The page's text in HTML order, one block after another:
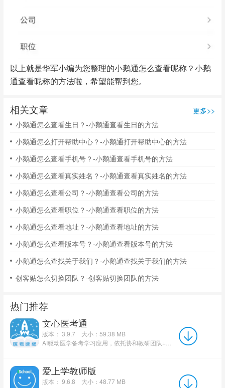
以上就是华军小编为您整理的小鹅通怎么查看昵称？小鹅
通查看昵称的方法啦，希望能帮到您。
相关文章
更多>>
小鹅通怎么查看生日？-小鹅通查看生日的方法
小鹅通怎么打开帮助中心？-小鹅通打开帮助中心的方法
小鹅通怎么查看手机号？-小鹅通查看手机号的方法
小鹅通怎么查看真实姓名？-小鹅通查看真实姓名的方法
小鹅通怎么查看公司？-小鹅通查看公司的方法
小鹅通怎么查看职位？-小鹅通查看职位的方法
小鹅通怎么查看地址？-小鹅通查看地址的方法
小鹅通怎么查看版本号？-小鹅通查看版本号的方法
小鹅通怎么查找关于我们？-小鹅通查找关于我们的方法
创客贴怎么切换团队？-创客贴切换团队的方法
热门推荐
文心医考通
版本： 3.9.7
大小：59.38 MB
爱上学教师版
版本： 9.6.8
大小：48.77 MB